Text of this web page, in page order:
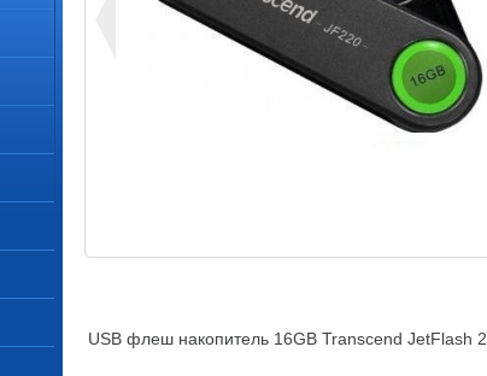
USB флеш накопитель 16GB Transcend JetFlash